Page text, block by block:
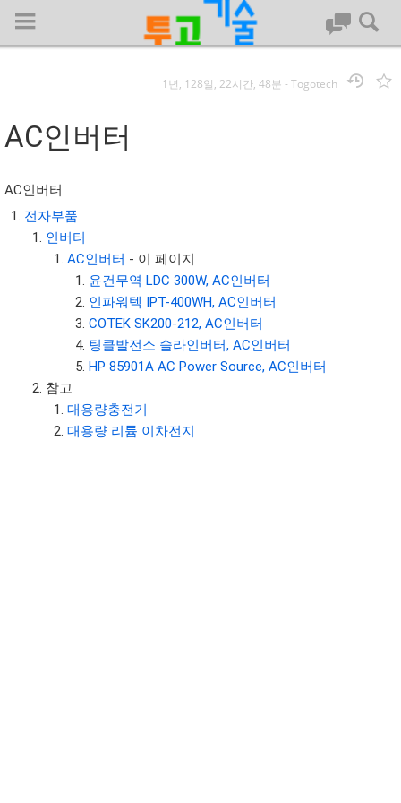
회사명 :
투고기술
| 대표 : 김명기 | 사업자번호 : 142-08-78939
전화 : 031-8065-5299 | 주소 : (16954)) 경기도 용인시 기흥구 흥덕1
로 13, B동(complex동) 1213호(영덕동,흥덕IT밸리)
COPYRIGHT (C) 투고기술 ALL RIGHTS RESEVED
투고기술 위키 저작권
1년, 128일, 22시간, 48분 -Togotech
AC인버터
AC인버터
전자부품
인버터
AC인버터 - 이 페이지
윤건무역 LDC 300W, AC인버터
인파워텍 IPT-400WH, AC인버터
COTEK SK200-212, AC인버터
팅클발전소 솔라인버터, AC인버터
HP 85901A AC Power Source, AC인버터
참고
대용량충전기
대용량 리튬 이차전지